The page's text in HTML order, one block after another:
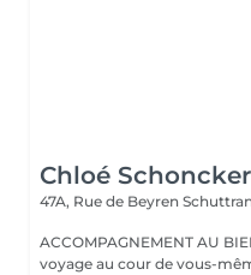
Chloé
47A, Rue de Beyren
ACCOMPAGNEMENT AU BIEN-ÊTRE Je vous
voyage au cour de vous-